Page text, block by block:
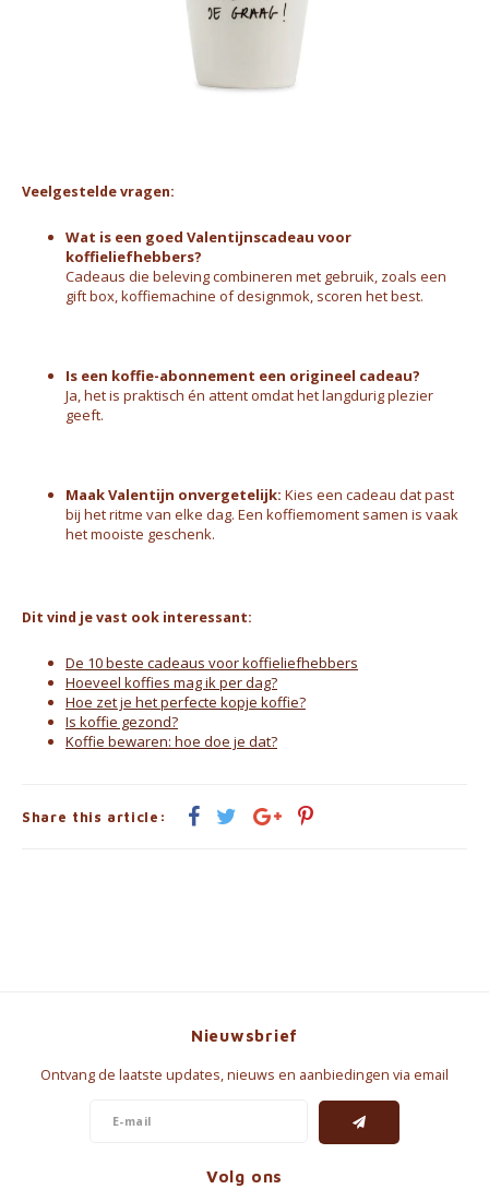
Veelgestelde vragen:
Wat is een goed Valentijnscadeau voor
koffieliefhebbers?
Cadeaus die beleving combineren met gebruik, zoals een
gift box, koffiemachine of designmok, scoren het best.
Is een koffie-abonnement een origineel cadeau?
Ja, het is praktisch én attent omdat het langdurig plezier
geeft.
Maak Valentijn onvergetelijk: Kies een cadeau dat past
bij het ritme van elke dag. Een koffiemoment samen is vaak
het mooiste geschenk.
Dit vind je vast ook interessant:
De 10 beste cadeaus voor koffieliefhebbers
Hoeveel koffies mag ik per dag?
Hoe zet je het perfecte kopje koffie?
Is koffie gezond?
Koffie bewaren: hoe doe je dat?
Share this article:
Nieuwsbrief
Ontvang de laatste updates, nieuws en aanbiedingen via email
Volg ons